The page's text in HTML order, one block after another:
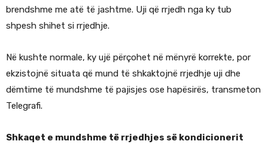
brendshme me atë të jashtme. Uji që rrjedh nga ky tub
shpesh shihet si rrjedhje.
Në kushte normale, ky ujë përçohet në mënyrë korrekte, por
ekzistojnë situata që mund të shkaktojnë rrjedhje uji dhe
dëmtime të mundshme të pajisjes ose hapësirës, transmeton
Telegrafi.
Shkaqet e mundshme të rrjedhjes së kondicionerit